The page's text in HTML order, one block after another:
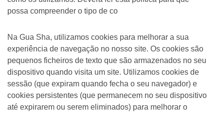
possa compreender o tipo de co
Na Gua Sha, utilizamos cookies para melhorar a sua
experiência de navegação no nosso site. Os cookies são
pequenos ficheiros de texto que são armazenados no seu
dispositivo quando visita um site. Utilizamos cookies de
sessão (que expiram quando fecha o seu navegador) e
cookies persistentes (que permanecem no seu dispositivo
até expirarem ou serem eliminados) para melhorar o